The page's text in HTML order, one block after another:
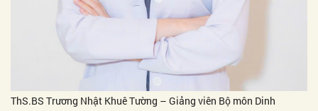
ThS.BS Trương Nhật Khuê Tường – Giảng viên Bộ môn Dinh